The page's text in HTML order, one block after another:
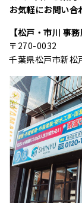
お気軽にお問い合
【松戸・市川 事務
〒270-0032
千葉県松戸市新